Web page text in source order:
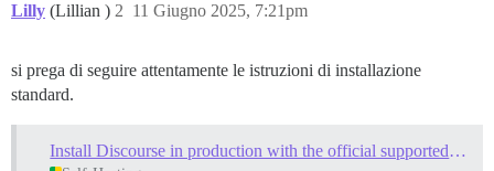
Lilly (Lillian ) 11 Giugno 2025, 7:21pm
2
si prega di seguire attentamente le istruzioni di installazione
standard.
Install Discourse in production with the official supported instructions